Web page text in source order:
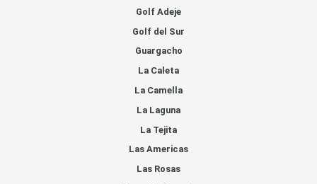
Golf Adeje
Golf del Sur
Guargacho
La Caleta
La Camella
La Laguna
La Tejita
Las Americas
Las Rosas